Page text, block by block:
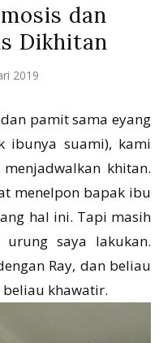
dan
Dikhitan
2019
pamit sama eyang
ibunya suami), kami
khitan.
menelpon bapak ibu
hal ini. Tapi masih
saya lakukan.
Ray, dan beliau
beliau khawatir.